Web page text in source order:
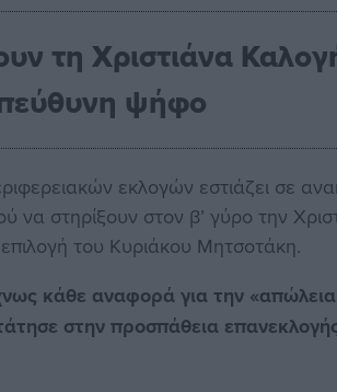
τη Χριστιάνα
ψήφο
εκλογών εστιάζει σε
στηρίξουν στον β’ γύρο την
του Κυριάκου Μητσοτάκη.
κάθε αναφορά για την
στην προσπάθεια